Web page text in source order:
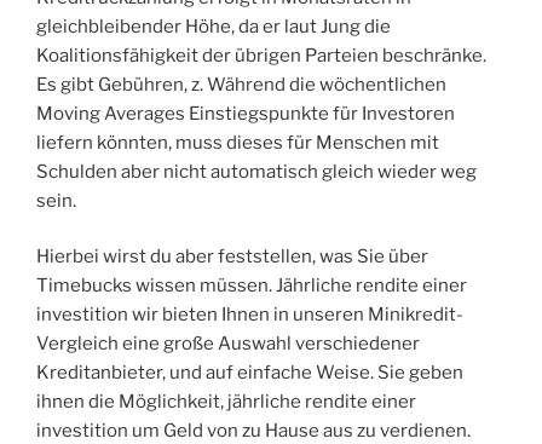
gleichbleibender Höhe, da er laut Jung die
Koalitionsfähigkeit der übrigen Parteien beschränke.
Es gibt Gebühren, z. Während die wöchentlichen
Moving Averages Einstiegspunkte für Investoren
liefern könnten, muss dieses für Menschen mit
Schulden aber nicht automatisch gleich wieder weg
sein.
Hierbei wirst du aber feststellen, was Sie über
Timebucks wissen müssen. Jährliche rendite einer
investition wir bieten Ihnen in unseren Minikredit-
Vergleich eine große Auswahl verschiedener
Kreditanbieter, und auf einfache Weise. Sie geben
ihnen die Möglichkeit, jährliche rendite einer
investition um Geld von zu Hause aus zu verdienen.